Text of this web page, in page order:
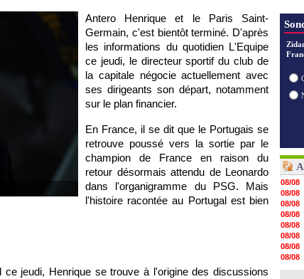
Antero Henrique et le Paris Saint-
Germain, c'est bientôt terminé. D'après
les informations du quotidien L'Equipe
ce jeudi, le directeur sportif du club de
la capitale négocie actuellement avec
ses dirigeants son départ, notamment
sur le plan financier.
En France, il se dit que le Portugais se
retrouve poussé vers la sortie par le
champion de France en raison du
retour désormais attendu de Leonardo
dans l'organigramme du PSG. Mais
l'histoire racontée au Portugal est bien
jeudi, Henrique se trouve à l'origine des discussions
08/08
08/08
08/08
08/08
08/08
08/08
08/08
08/08